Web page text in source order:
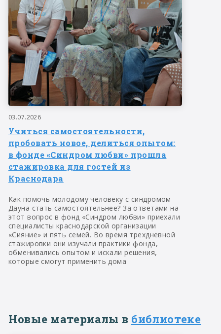
03.07.2026
Учиться самостоятельности,
пробовать новое, делиться опытом:
в фонде «Синдром любви» прошла
стажировка для гостей из
Краснодара
Как помочь молодому человеку с синдромом
Дауна стать самостоятельнее? За ответами на
этот вопрос в фонд «Синдром любви» приехали
специалисты краснодарской организации
«Сияние» и пять семей. Во время трехдневной
стажировки они изучали практики фонда,
обменивались опытом и искали решения,
которые смогут применить дома
Новые материалы в библиотеке